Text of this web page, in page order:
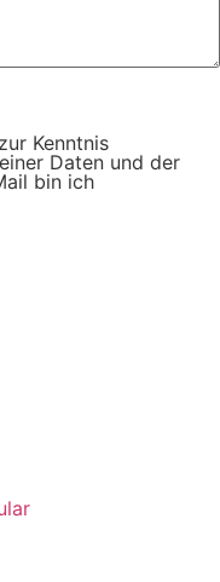
Kenntnis
Daten und der
bin ich